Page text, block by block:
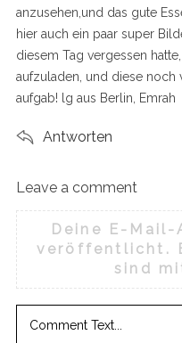
anzusehen,und das gute
hier auch ein paar super
diesem Tag vergessen
aufzuladen, und diese noch
aufgab! lg aus Berlin, Emrah
Antworten
L
e
a
v
e
Leave a comment
Deine E-
veröffentlicht.
sind